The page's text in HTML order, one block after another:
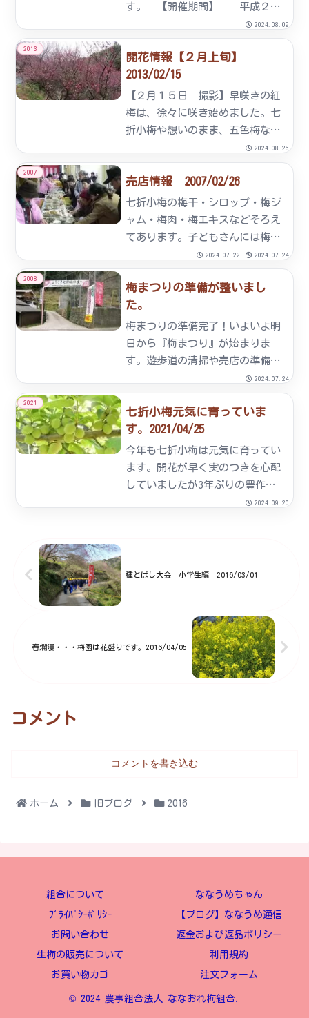
す。 【開催期間】 平成２３
年２月２０日（日）～３月１０日
（木） イベントのご案内★もち
まき大会（１３：００～）
【開催日】 ２月２０日
（日） ２月２６日（土） ・
２...
2024.08.09
2013
開花情報【２月上旬】
2013/02/15
【２月１５日 撮影】早咲きの紅
梅は、徐々に咲き始めました。七
折小梅や想いのまま、五色梅など
はつぼみが随分膨らみかけてきま
した。そんな中、80本の蝋梅（ろ
うばい）は今が満開です。菜の花
も所々、黄色い花が咲き始めまし
た。２０日から始まる七折梅
ま...
2024.08.26
2007
売店情報 2007/02/26
七折小梅の梅干・シロップ・梅ジ
ャム・梅肉・梅エキスなどそろえ
てあります。子どもさんには梅あ
めが人気です。他お弁当もござい
ますので、どうぞご利用くださ
い。３月３日（土）・４日（日）
には七折小梅梅酒を販売いたしま
す。梅入りたこ焼き売場（土日の
み...
2024.07.22 2024.07.24
2008
梅まつりの準備が整いまし
た。
梅まつりの準備完了！いよいよ明
日から『梅まつり』が始まりま
す。遊歩道の清掃や売店の準備梅
園のあちこちに丸太のイスを設置
しました。どうぞお越しくださ
い。梅園入口 風景開花情報
2008/02/19中腹付近展望台付近
イベント広場あたりはまだ１
分...
2024.07.24
2021
七折小梅元気に育っていま
す。2021/04/25
今年も七折小梅は元気に育ってい
ます。開花が早く実のつきを心配
していましたが3年ぶりの豊作傾
向にあります。ひと月ほどすれば
2024.09.20
種とばし大会 小学生編 2016/03/01
春爛漫・・・梅園は花盛りです。2016/04/05
コメント
コメントを書き込む
ホーム 旧ブログ 2016
組合について ななうめちゃん
ﾌﾟﾗｲﾊﾞｼｰﾎﾟﾘｼｰ 【ブログ】ななうめ通信
お問い合わせ 返金および返品ポリシー
生梅の販売について 利用規約
お買い物カゴ 注文フォーム
© 2024 農事組合法人 ななおれ梅組合.